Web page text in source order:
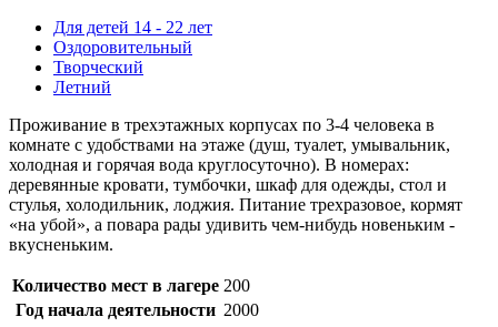
Для детей 14 - 22 лет
Оздоровительный
Творческий
Летний
Проживание в трехэтажных корпусах по 3-4 человека в
комнате с удобствами на этаже (душ, туалет, умывальник,
холодная и горячая вода круглосуточно). В номерах:
деревянные кровати, тумбочки, шкаф для одежды, стол и
стулья, холодильник, лоджия. Питание трехразовое, кормят
«на убой», а повара рады удивить чем-нибудь новеньким -
вкусненьким.
Количество мест в лагере 200
Год начала деятельности 2000